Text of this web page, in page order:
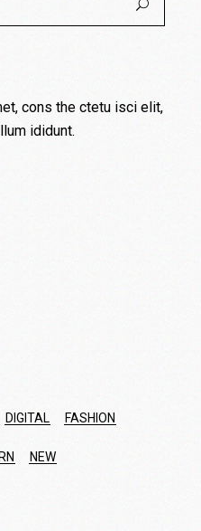
cons the ctetu isci elit,
ididunt.
DIGITAL FASHION
NEW